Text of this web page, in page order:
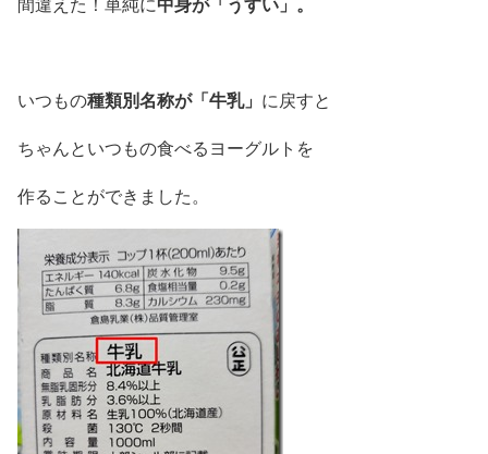
いつもの種類別名称が「牛乳」 に戻すと
ちゃんといつもの食べるヨーグルトを
作ることができました。